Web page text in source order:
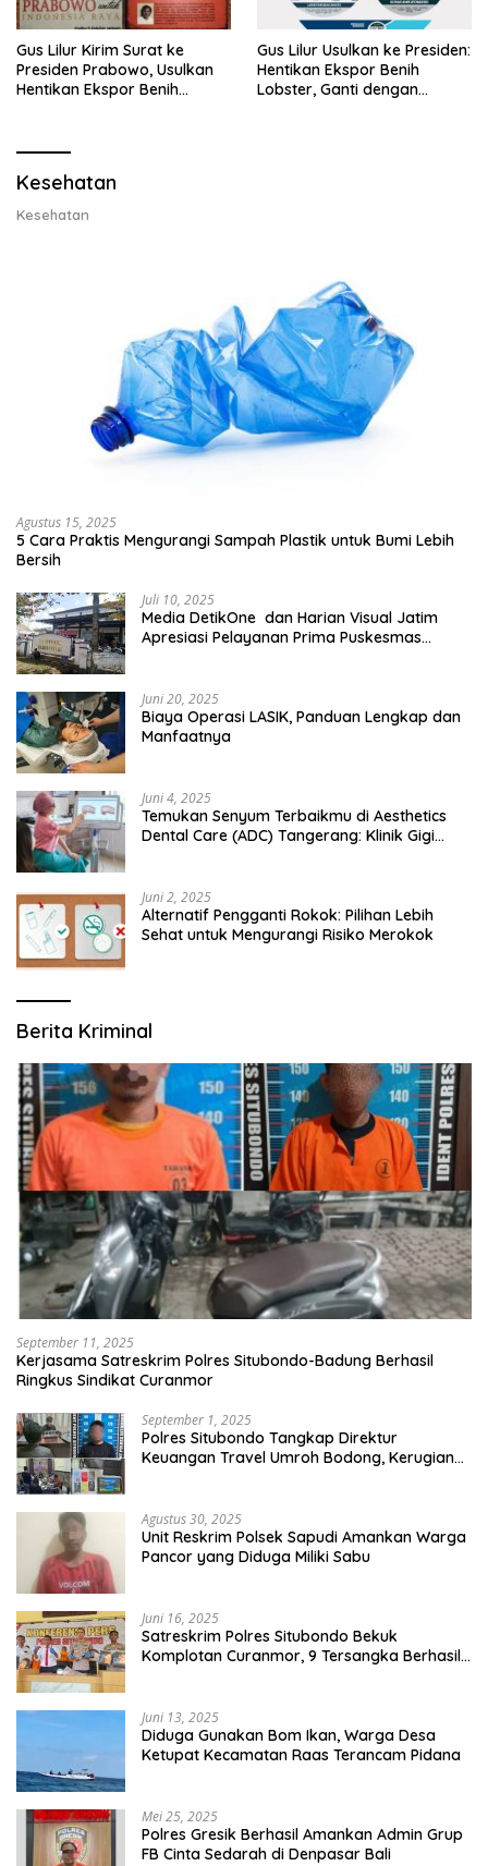
Gus Lilur Kirim Surat ke
Presiden Prabowo, Usulkan
Hentikan Ekspor Benih
Gus Lilur Usulkan ke Presiden:
Hentikan Ekspor Benih
Lobster, Ganti dengan
Kesehatan
Kesehatan
Agustus 15, 2025
5 Cara Praktis Mengurangi Sampah Plastik untuk Bumi Lebih
Bersih
Juli 10, 2025
Media DetikOne dan Harian Visual Jatim
Apresiasi Pelayanan Prima Puskesmas
Juni 20, 2025
Biaya Operasi LASIK, Panduan Lengkap dan
Manfaatnya
Juni 4, 2025
Temukan Senyum Terbaikmu di Aesthetics
Dental Care (ADC) Tangerang: Klinik Gigi
Juni 2, 2025
Alternatif Pengganti Rokok: Pilihan Lebih
Sehat untuk Mengurangi Risiko Merokok
Berita Kriminal
September 11, 2025
Kerjasama Satreskrim Polres Situbondo-Badung Berhasil
Ringkus Sindikat Curanmor
September 1, 2025
Polres Situbondo Tangkap Direktur
Keuangan Travel Umroh Bodong, Kerugian
Agustus 30, 2025
Unit Reskrim Polsek Sapudi Amankan Warga
Pancor yang Diduga Miliki Sabu
Juni 16, 2025
Satreskrim Polres Situbondo Bekuk
Komplotan Curanmor, 9 Tersangka Berhasil
Juni 13, 2025
Diduga Gunakan Bom Ikan, Warga Desa
Ketupat Kecamatan Raas Terancam Pidana
Mei 25, 2025
Polres Gresik Berhasil Amankan Admin Grup
FB Cinta Sedarah di Denpasar Bali